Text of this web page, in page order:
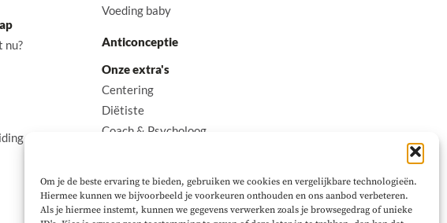
Om je de beste ervaring te bieden, gebruiken we cookies en vergelijkbare technologieën.
Hiermee kunnen we bijvoorbeeld je voorkeuren onthouden en ons aanbod verbeteren.
Als je hiermee instemt, kunnen we gegevens verwerken zoals je browsegedrag of unieke
nu?
Voeding baby
Anticonceptie
Onze extra's
Centering
Diëtiste
Coach & Psycholoog